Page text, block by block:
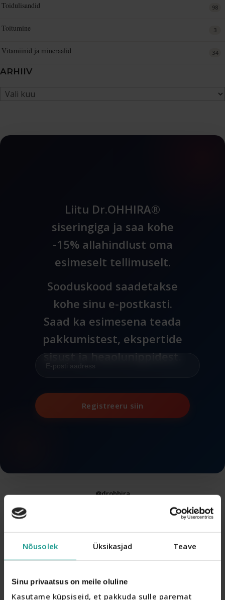
Nõusolek Üksikasjad Teave
Sinu privaatsus on meile oluline
Kasutame küpsiseid, et pakkuda sulle paremat
Toidulisandid 98
Toitumine 3
Vitamiinid ja mineraalid 34
ARHIIV
Arhiiv
Liitu Dr.OHHIRA®
siseringiga ja saa kohe
-15% allahindlust oma
esimeselt tellimuselt.
Sooduskood saadetakse
kohe sinu e-postkasti.
Saad ka esimesena teada
pakkumistest, ekspertide
sisust ja heaolunippidest.
Registreeru siin
@drohhira